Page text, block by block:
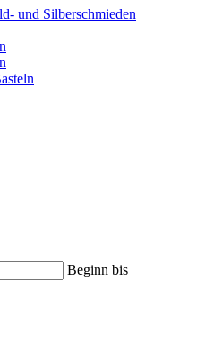
und Silberschmieden
Beginn bis